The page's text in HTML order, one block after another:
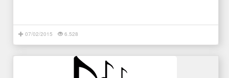
07/02/2015 6.528